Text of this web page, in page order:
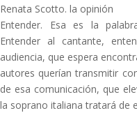
Renata Scotto. la opinión
Entender. Esa es la
Entender al cantante,
audiencia, que espera
autores querían transmitir
de esa comunicación, que
la soprano italiana tratará de